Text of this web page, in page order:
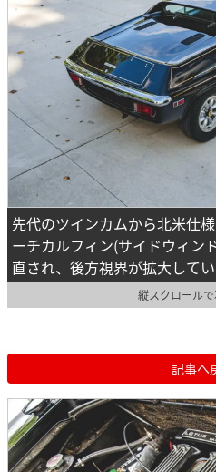
先代のツインカムから北米仕
ーチカルフィン(サイドウィン
直され、後方視界が拡大してい
縦スクロール
記事へ